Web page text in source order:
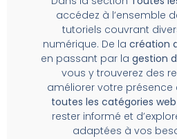
accédez à l’ensemble
tutoriels couvrant
numérique. De la création
en passant par la gestion
vous y trouverez des
améliorer votre présence
toutes les catégories web
rester informé et
adaptées à vos